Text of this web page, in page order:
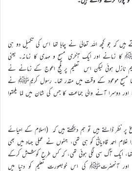
کہ جو کچھ اللہ تعالیٰ نے چاہا تھا اس کی تکمیل دو ہی
زمانے اور ایک آخری مسیح و مہدی کا زمانہ۔ یعنی
نازل ہوئی لیکن اس تعلیم پر فیجِ اعوج کے زمانے نے
مسیح موعود کے وقت میں مقدر تھا۔ رسول کریمﷺ نے
اور دوسرا آنے والی جماعت کا جس کی شان میں لمّا یلحقوا
پر نظر ڈالتے ہیں تو ہم دیکھتے ہیں کہ (اسلام کے احیائے
احمد قادیانیؑ کو ہی تھی، جنہوں نے عملی جہاد میں بھی
ایک آگ سی لگی ہوئی تھی، کہ کس طرح کوشش کرکے
اور آنحضرتﷺ کی اس خوبصورت تعلیم کو دنیا میں